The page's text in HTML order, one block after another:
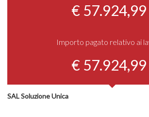
€ 57.924,99
Importo pagato relativo ai
€ 57.924,99
SAL Soluzione Unica